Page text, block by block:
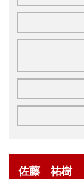
佐藤 祐樹